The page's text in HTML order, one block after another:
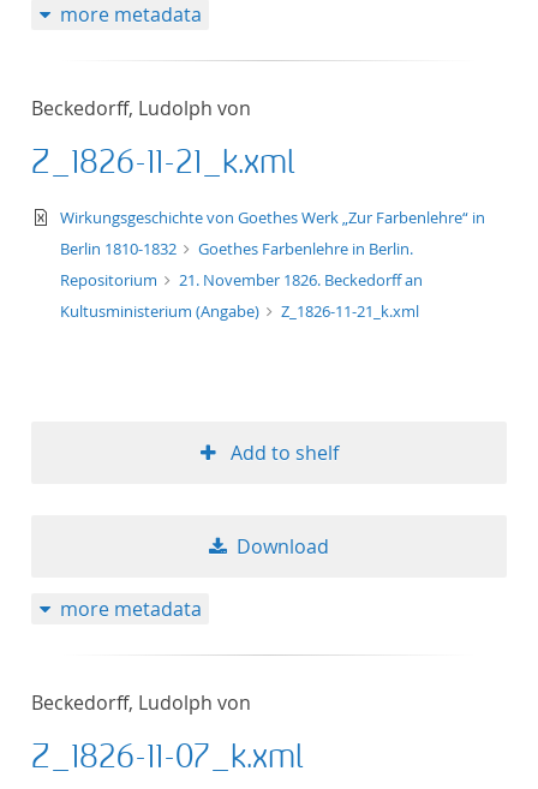
more metadata
Beckedorff, Ludolph von
Z_1826-11-21_k.xml
text/xml
Wirkungsgeschichte von Goethes Werk „Zur Farbenlehre“ in
Berlin 1810-1832
Goethes Farbenlehre in Berlin.
Repositorium
21. November 1826. Beckedorff an
Kultusministerium (Angabe)
Z_1826-11-21_k.xml
Add to shelf
Download
more metadata
Beckedorff, Ludolph von
Z_1826-11-07_k.xml